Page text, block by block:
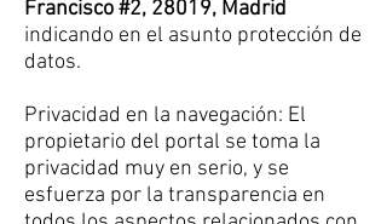
Francisco #2, 28019, Madrid
indicando en el asunto protección de
datos.
Privacidad en la navegación: El
propietario del portal se toma la
privacidad muy en serio, y se
esfuerza por la transparencia en